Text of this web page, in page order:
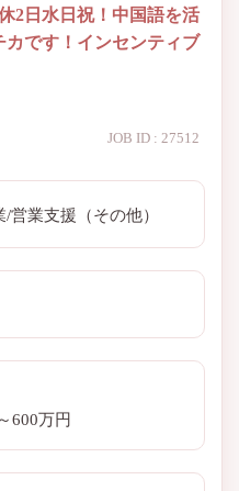
日水日祝！中国語を活
です！インセンティブ
JOB ID : 27512
営業支援（その他）
600万円